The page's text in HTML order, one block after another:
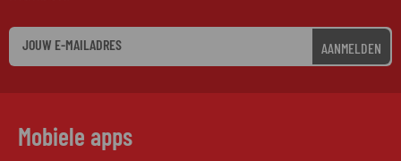
AANMELDEN
Mobiele apps